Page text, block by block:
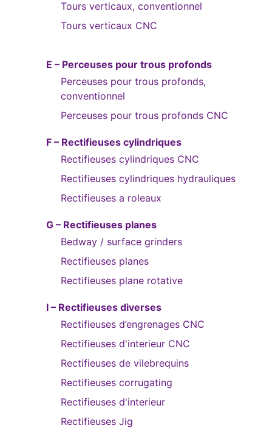
Tours verticaux, conventionnel
Tours verticaux CNC
E – Perceuses pour trous profonds
Perceuses pour trous profonds,
conventionnel
Perceuses pour trous profonds CNC
F – Rectifieuses cylindriques
Rectifieuses cylindriques CNC
Rectifieuses cylindriques hydrauliques
Rectifieuses a roleaux
G – Rectifieuses planes
Bedway / surface grinders
Rectifieuses planes
Rectifieuses plane rotative
I – Rectifieuses diverses
Rectifieuses d’engrenages CNC
Rectifieuses d'interieur CNC
Rectifieuses de vilebrequins
Rectifieuses corrugating
Rectifieuses d'interieur
Rectifieuses Jig